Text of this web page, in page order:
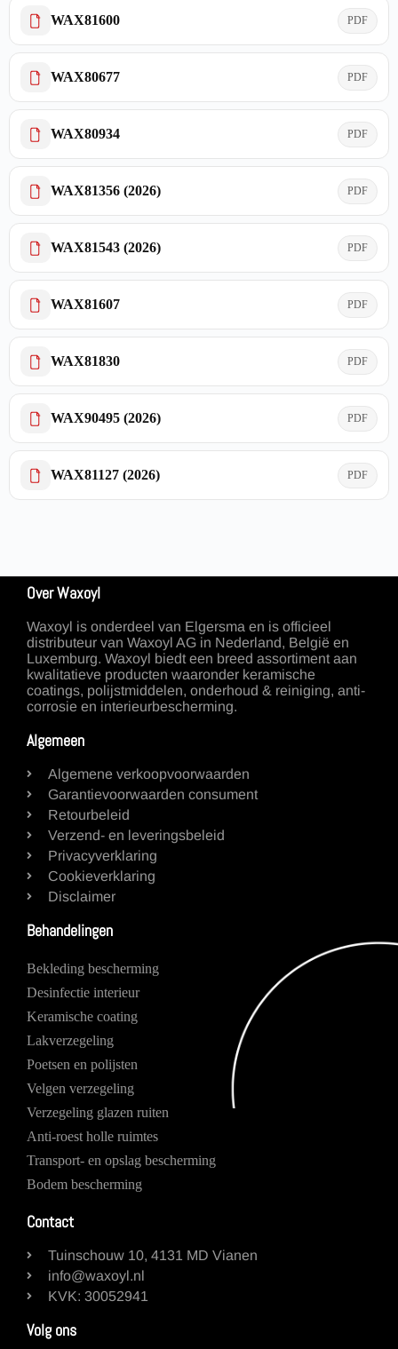
WAX81600 PDF
WAX80677 PDF
WAX80934 PDF
WAX81356 (2026) PDF
WAX81543 (2026) PDF
WAX81607 PDF
WAX81830 PDF
WAX90495 (2026) PDF
WAX81127 (2026) PDF
Over Waxoyl
Waxoyl is onderdeel van Elgersma en is officieel
distributeur van Waxoyl AG in Nederland, België en
Luxemburg. Waxoyl biedt een breed assortiment aan
kwalitatieve producten waaronder keramische
coatings, polijstmiddelen, onderhoud & reiniging, anti-
corrosie en interieurbescherming.
Algemeen
Algemene verkoopvoorwaarden
Garantievoorwaarden consument
Retourbeleid
Verzend- en leveringsbeleid
Privacyverklaring
Cookieverklaring
Disclaimer
Behandelingen
Bekleding bescherming
Desinfectie interieur
Keramische coating
Lakverzegeling
Poetsen en polijsten
Velgen verzegeling
Verzegeling glazen ruiten
Anti-roest holle ruimtes
Transport- en opslag bescherming
Bodem bescherming
Contact
Tuinschouw 10, 4131 MD Vianen
info@waxoyl.nl
KVK: 30052941
Volg ons